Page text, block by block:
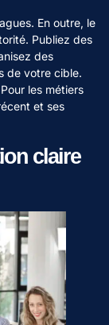
En outre, le
Publiez des
des
de votre cible.
les métiers
et ses
claire